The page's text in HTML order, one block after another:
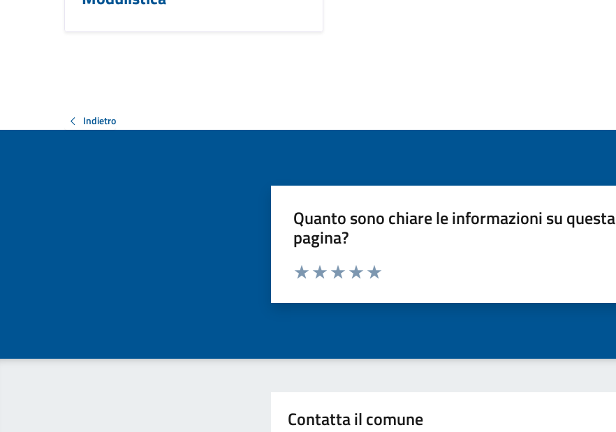
Indietro
Quanto sono chiare le informazioni su questa
pagina?
Valuta da 1 a 5 stelle la pagina
Contatta il comune